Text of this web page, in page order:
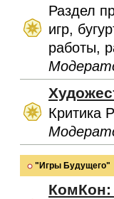
Раздел
игр,
работы,
Критика
"Игры Будущего"